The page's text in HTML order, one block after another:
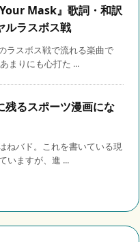
Mask』歌詞・和訳
ルラスボス戦
ラスボス戦で流れる楽曲で
まりにも心打た ...
残るスポーツ漫画にな
ねバド。これを書いている現
いますが、進 ...